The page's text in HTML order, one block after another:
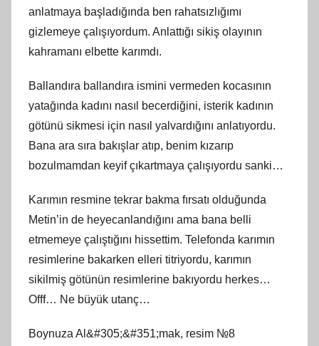
anlatmaya başladığında ben rahatsızlığımı
gizlemeye çalışıyordum. Anlattığı sikiş olayının
kahramanı elbette karımdı.
Ballandıra ballandıra ismini vermeden kocasının
yatağında kadını nasıl becerdiğini, isterik kadının
götünü sikmesi için nasıl yalvardığını anlatıyordu.
Bana ara sıra bakışlar atıp, benim kızarıp
bozulmamdan keyif çıkartmaya çalışıyordu sanki…
Karımın resmine tekrar bakma fırsatı olduğunda
Metin’in de heyecanlandığını ama bana belli
etmemeye çalıştığını hissettim. Telefonda karımın
resimlerine bakarken elleri titriyordu, karımın
sikilmiş götünün resimlerine bakıyordu herkes…
Offf… Ne büyük utanç…
Boynuza Al&#305;&#351;mak, resim №8